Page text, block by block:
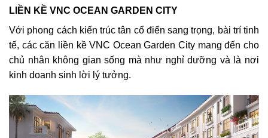
LIỀN KỀ VNC OCEAN GARDEN CITY
Với phong cách kiến trúc tân cổ điển sang trọng, bài trí tinh
tế, các căn liền kề VNC Ocean Garden City mang đến cho
chủ nhân không gian sống mà như nghỉ dưỡng và là nơi
kinh doanh sinh lời lý tưởng.